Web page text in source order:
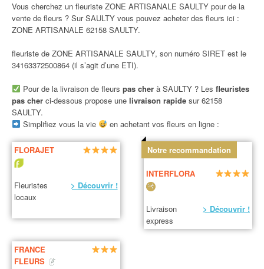
Vous cherchez un fleuriste ZONE ARTISANALE SAULTY pour de la
vente de fleurs ? Sur SAULTY vous pouvez acheter des fleurs ici :
ZONE ARTISANALE 62158 SAULTY.
fleuriste de ZONE ARTISANALE SAULTY, son numéro SIRET est le
34163372500864 (il s’agit d’une ETI).
Pour de la livraison de fleurs pas cherà SAULTY ? Les fleuristes
pas cher ci-dessous propose une livraison rapide sur 62158
SAULTY.
Simplifiez vous la vie
en achetant vos fleurs en ligne :
FLORAJET
Fleuristes
locaux
> Découvrir !
Notre recommandation
INTERFLORA
Livraison
express
> Découvrir !
FRANCE
FLEURS